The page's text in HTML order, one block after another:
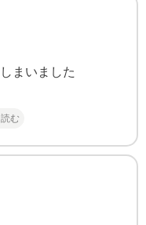
まいました
む